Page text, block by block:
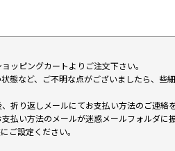
ッピングカートよりご注文下さい。
態など、ご不明な点がございましたら、些
折り返しメールにてお支払い方法のご連絡
払い方法のメールが迷惑メールフォルダ
ご設定ください。